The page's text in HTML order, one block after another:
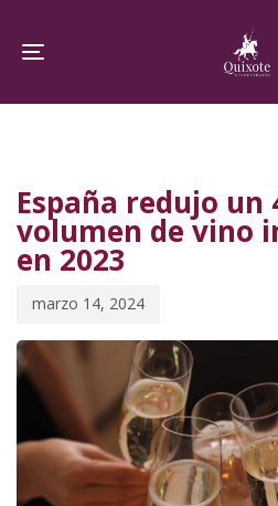
links
content
Toggle navigation
España redujo un
volumen de vino
en 2023
marzo 14, 2024